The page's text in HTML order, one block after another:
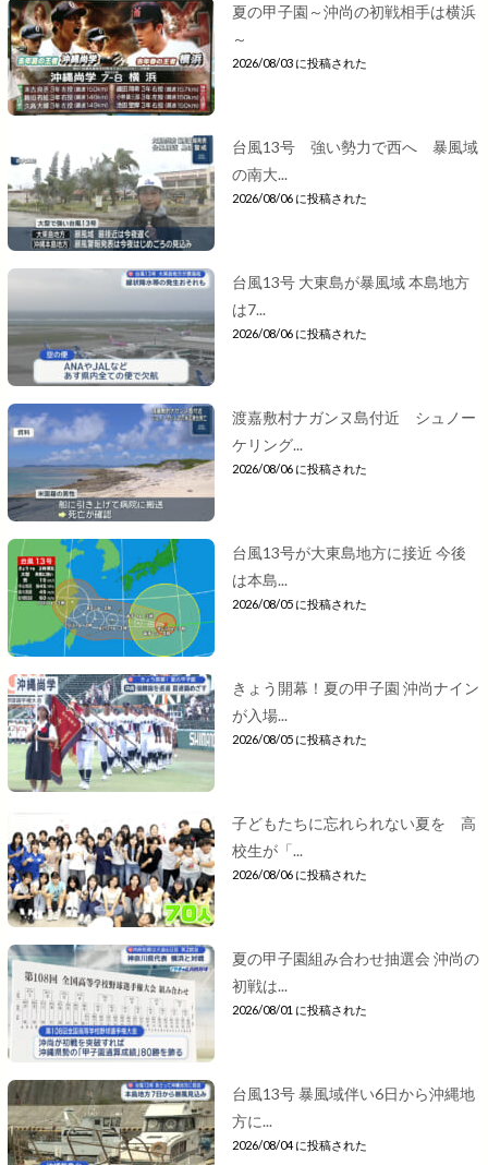
夏の甲子園～沖尚の初戦相手は横浜
～
2026/08/03 に投稿された
台風13号 強い勢力で西へ 暴風域
の南大...
2026/08/06 に投稿された
台風13号 大東島が暴風域 本島地方
は7...
2026/08/06 に投稿された
渡嘉敷村ナガンヌ島付近 シュノー
ケリング...
2026/08/06 に投稿された
台風13号が大東島地方に接近 今後
は本島...
2026/08/05 に投稿された
きょう開幕！夏の甲子園 沖尚ナイン
が入場...
2026/08/05 に投稿された
子どもたちに忘れられない夏を 高
校生が「...
2026/08/06 に投稿された
夏の甲子園組み合わせ抽選会 沖尚の
初戦は...
2026/08/01 に投稿された
台風13号 暴風域伴い6日から沖縄地
方に...
2026/08/04 に投稿された